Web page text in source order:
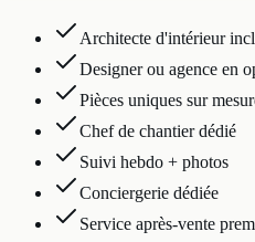
Architecte d'intérieur
Designer ou agence en
Pièces uniques sur
Chef de chantier dédié
Suivi hebdo + photos
Conciergerie dédiée
Service après-vente